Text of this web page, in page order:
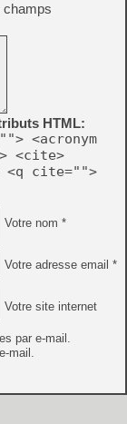
champs
HTML:
<acronym
<cite>
<q cite="">
Votre nom *
Votre adresse email *
Votre site internet
par e-mail.
mail.